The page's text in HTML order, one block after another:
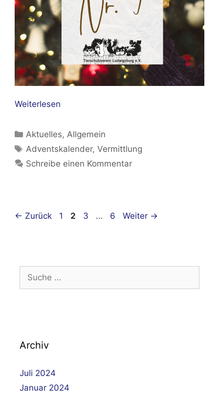
Weiterlesen
Kategorien
Aktuelles,Allgemein
Schlagwörter
Adventskalender,Vermittlung
Schreibe einen Kommentar
Beitrags-
← Zurück Seite
1 Seite
2 Seite
3 … Seite
6 Weiter →
Suche
nach:
Archiv
Juli 2024
Januar 2024